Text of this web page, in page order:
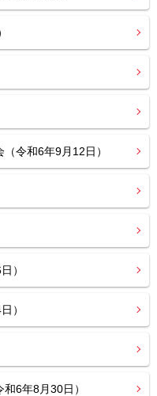
令和6年9月12日）
）
）
6年8月30日）